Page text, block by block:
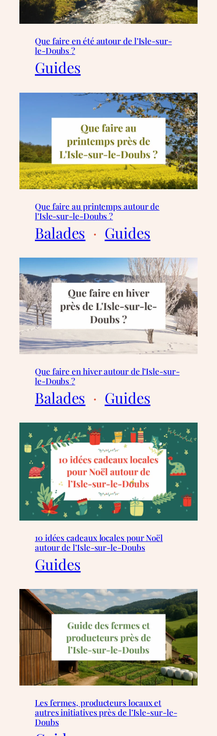
Que faire en été autour de l’Isle-sur-
le-Doubs ?
Guides
Que faire au printemps autour de
l’Isle-sur-le-Doubs ?
Balades
  ·
Guides
Que faire en hiver autour de l’Isle-sur-
le-Doubs ?
Balades
  ·
Guides
10 idées cadeaux locales pour Noël
autour de l’Isle-sur-le-Doubs
Guides
Les fermes, producteurs locaux et
autres initiatives près de l’Isle-sur-le-
Doubs